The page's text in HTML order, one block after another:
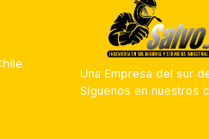
Una Empresa del sur
Síguenos en nuestros